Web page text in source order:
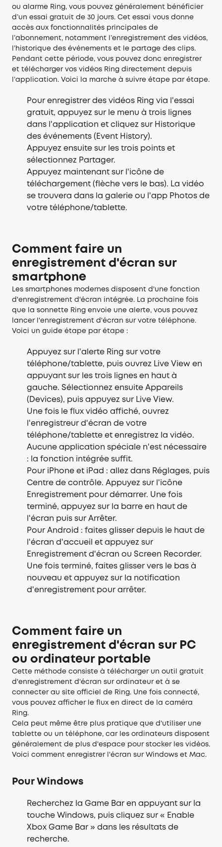
ou alarme Ring, vous pouvez généralement bénéficier
d’un essai gratuit de 30 jours. Cet essai vous donne
accès aux fonctionnalités principales de
l’abonnement, notamment l’enregistrement des vidéos,
l’historique des événements et le partage des clips.
Pendant cette période, vous pouvez donc enregistrer
et télécharger vos vidéos Ring directement depuis
l’application. Voici la marche à suivre étape par étape.
Pour enregistrer des vidéos Ring via l'essai
gratuit, appuyez sur le menu à trois lignes
dans l'application et cliquez sur Historique
des événements (Event History).
Appuyez ensuite sur les trois points et
sélectionnez Partager.
Appuyez maintenant sur l'icône de
téléchargement (flèche vers le bas). La vidéo
se trouvera dans la galerie ou l'app Photos de
votre téléphone/tablette.
Comment faire un
enregistrement d'écran sur
smartphone
Les smartphones modernes disposent d'une fonction
d'enregistrement d'écran intégrée. La prochaine fois
que la sonnette Ring envoie une alerte, vous pouvez
lancer l'enregistrement d'écran sur votre téléphone.
Voici un guide étape par étape :
Appuyez sur l'alerte Ring sur votre
téléphone/tablette, puis ouvrez Live View en
appuyant sur les trois lignes en haut à
gauche. Sélectionnez ensuite Appareils
(Devices), puis appuyez sur Live View.
Une fois le flux vidéo affiché, ouvrez
l'enregistreur d'écran de votre
téléphone/tablette et enregistrez la vidéo.
Aucune application spéciale n'est nécessaire
: la fonction intégrée suffit.
Pour iPhone et iPad : allez dans Réglages, puis
Centre de contrôle. Appuyez sur l'icône
Enregistrement pour démarrer. Une fois
terminé, appuyez sur la barre en haut de
l'écran puis sur Arrêter.
Pour Android : faites glisser depuis le haut de
l'écran d'accueil et appuyez sur
Enregistrement d'écran ou Screen Recorder.
Une fois terminé, faites glisser vers le bas à
nouveau et appuyez sur la notification
d'enregistrement pour arrêter.
Comment faire un
enregistrement d'écran sur PC
ou ordinateur portable
Cette méthode consiste à télécharger un outil gratuit
d'enregistrement d'écran sur ordinateur et à se
connecter au site officiel de Ring. Une fois connecté,
vous pouvez afficher le flux en direct de la caméra
Ring.
Cela peut même être plus pratique que d'utiliser une
tablette ou un téléphone, car les ordinateurs disposent
généralement de plus d'espace pour stocker les vidéos.
Voici comment enregistrer l'écran sur Windows et Mac.
Pour Windows
Recherchez la Game Bar en appuyant sur la
touche Windows, puis cliquez sur « Enable
Xbox Game Bar » dans les résultats de
recherche.